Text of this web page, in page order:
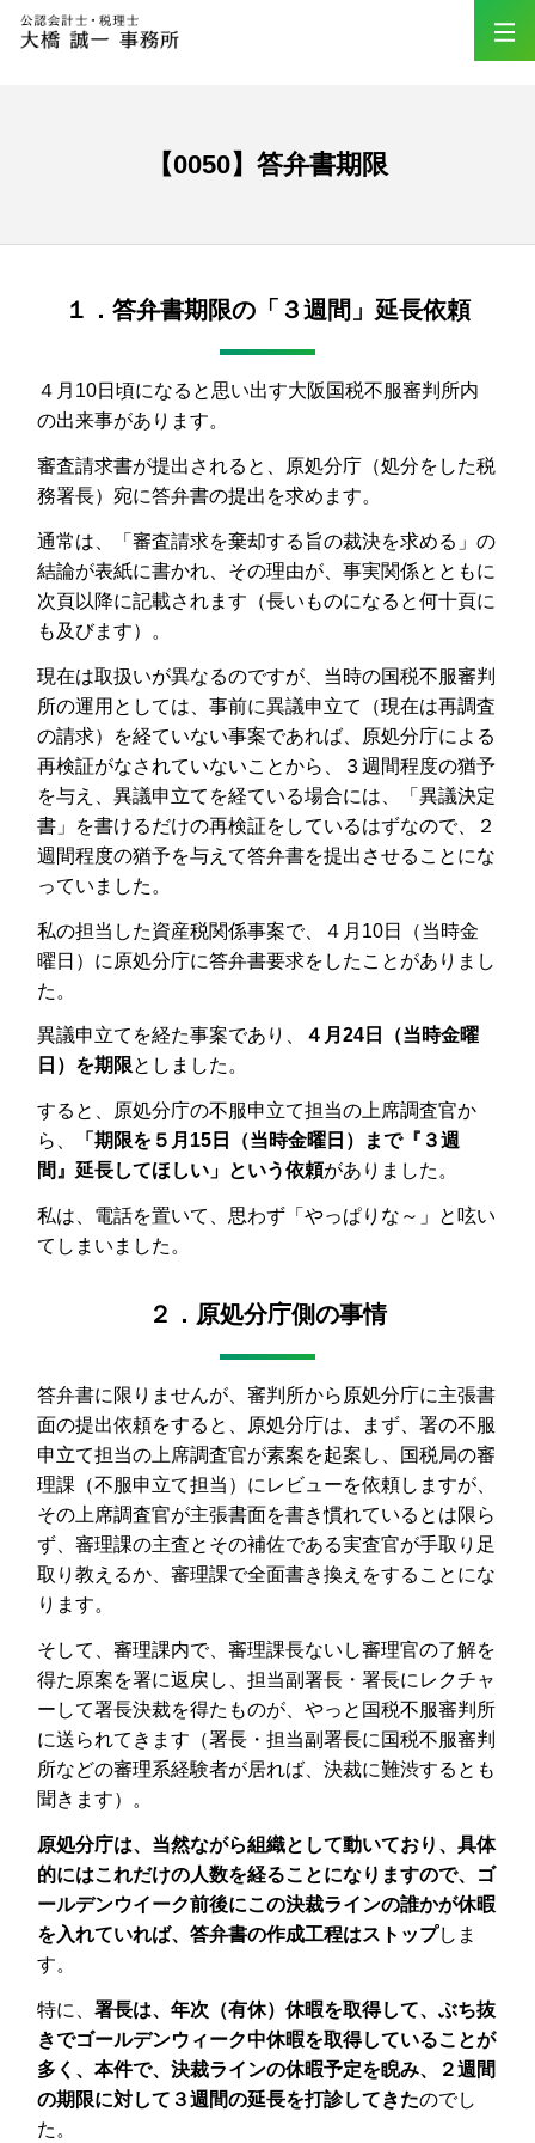
【0050】答弁書期限
１．答弁書期限の「３週間」延長依頼
４月10日頃になると思い出す大阪国税不服審判所内
の出来事があります。
審査請求書が提出されると、原処分庁（処分をした税
務署長）宛に答弁書の提出を求めます。
通常は、「審査請求を棄却する旨の裁決を求める」の
結論が表紙に書かれ、その理由が、事実関係とともに
次頁以降に記載されます（長いものになると何十頁に
も及びます）。
現在は取扱いが異なるのですが、当時の国税不服審判
所の運用としては、事前に異議申立て（現在は再調査
の請求）を経ていない事案であれば、原処分庁による
再検証がなされていないことから、３週間程度の猶予
を与え、異議申立てを経ている場合には、「異議決定
書」を書けるだけの再検証をしているはずなので、２
週間程度の猶予を与えて答弁書を提出させることにな
っていました。
私の担当した資産税関係事案で、４月10日（当時金
曜日）に原処分庁に答弁書要求をしたことがありまし
た。
異議申立てを経た事案であり、
４月24日（当時金曜
日）を期限としました。
すると、原処分庁の不服申立て担当の上席調査官か
ら、
「期限を５月15日（当時金曜日）まで『３週
間』延長してほしい」という依頼がありました。
私は、電話を置いて、思わず「やっぱりな～」と呟い
てしまいました。
２．原処分庁側の事情
答弁書に限りませんが、審判所から原処分庁に主張書
面の提出依頼をすると、原処分庁は、まず、署の不服
申立て担当の上席調査官が素案を起案し、国税局の審
理課（不服申立て担当）にレビューを依頼しますが、
その上席調査官が主張書面を書き慣れているとは限ら
ず、審理課の主査とその補佐である実査官が手取り足
取り教えるか、審理課で全面書き換えをすることにな
ります。
そして、審理課内で、審理課長ないし審理官の了解を
得た原案を署に返戻し、担当副署長・署長にレクチャ
ーして署長決裁を得たものが、やっと国税不服審判所
に送られてきます（署長・担当副署長に国税不服審判
所などの審理系経験者が居れば、決裁に難渋するとも
聞きます）。
原処分庁は、当然ながら組織として動いており、具体
的にはこれだけの人数を経ることになりますので、ゴ
ールデンウイーク前後にこの決裁ラインの誰かが休暇
を入れていれば、答弁書の作成工程はストップしま
す。
特に、署長は、年次（有休）休暇を取得して、ぶち抜
きでゴールデンウィーク中休暇を取得していることが
多く、本件で、決裁ラインの休暇予定を睨み、２週間
の期限に対して３週間の延長を打診してきたのでし
た。